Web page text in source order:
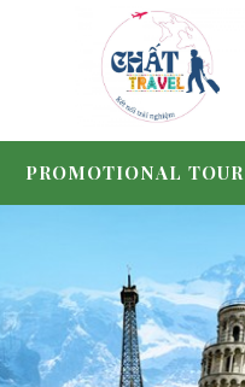
PROMOTIONAL TOUR